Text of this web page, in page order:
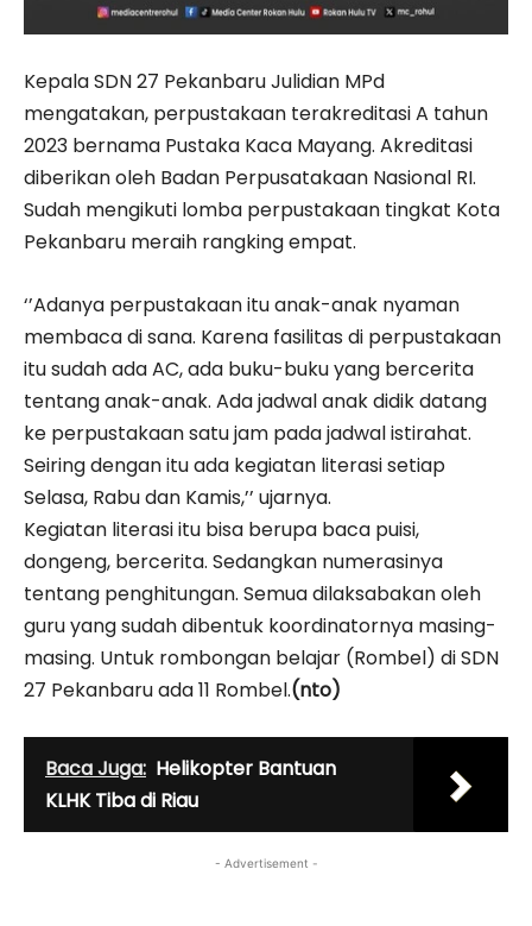
Kepala SDN 27 Pekanbaru Julidian MPd
mengatakan, perpustakaan terakreditasi A tahun
2023 bernama Pustaka Kaca Mayang. Akreditasi
diberikan oleh Badan Perpusatakaan Nasional RI.
Sudah mengikuti lomba perpustakaan tingkat Kota
Pekanbaru meraih rangking empat.
‘’Adanya perpustakaan itu anak-anak nyaman
membaca di sana. Karena fasilitas di perpustakaan
itu sudah ada AC, ada buku-buku yang bercerita
tentang anak-anak. Ada jadwal anak didik datang
ke perpustakaan satu jam pada jadwal istirahat.
Seiring dengan itu ada kegiatan literasi setiap
Selasa, Rabu dan Kamis,’’ ujarnya.
Kegiatan literasi itu bisa berupa baca puisi,
dongeng, bercerita. Sedangkan numerasinya
tentang penghitungan. Semua dilaksabakan oleh
guru yang sudah dibentuk koordinatornya masing-
masing. Untuk rombongan belajar (Rombel) di SDN
27 Pekanbaru ada 11 Rombel.(nto)
Baca Juga: Helikopter Bantuan
KLHK Tiba di Riau
- Advertisement -